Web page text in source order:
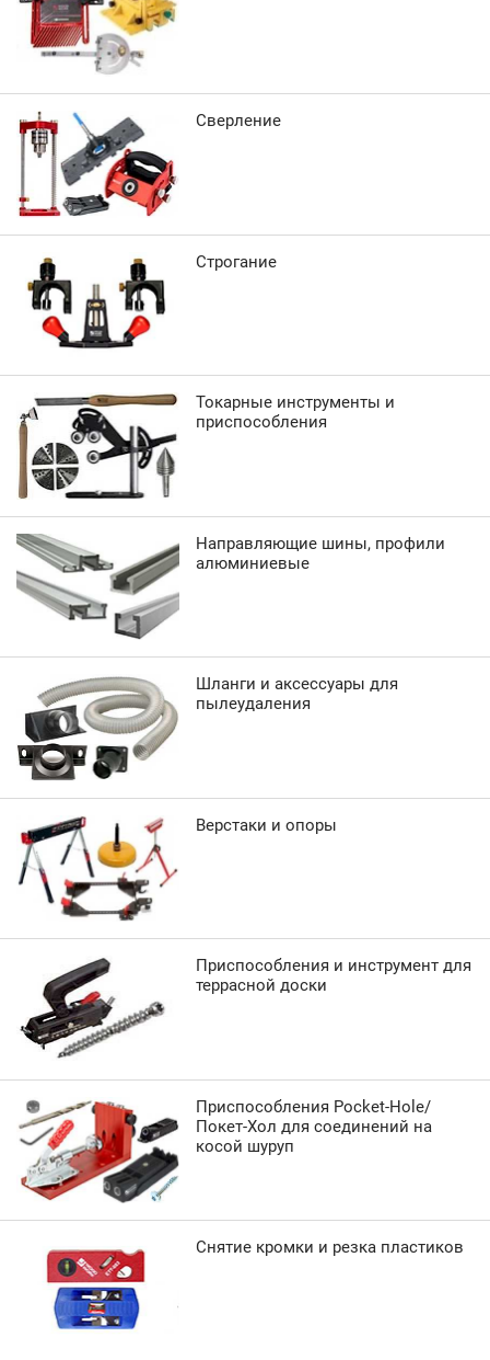
Сверление
Строгание
Токарные инструменты и
приспособления
Направляющие шины, профили
алюминиевые
Шланги и аксессуары для
пылеудаления
Верстаки и опоры
Приспособления и инструмент для
террасной доски
Приспособления Pocket-Hole/
Покет-Хол для соединений на
косой шуруп
Снятие кромки и резка пластиков